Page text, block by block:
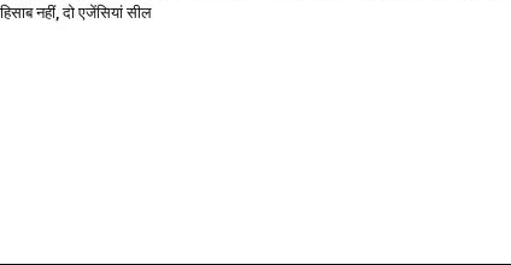
नहीं, दो एजेंसियां सील